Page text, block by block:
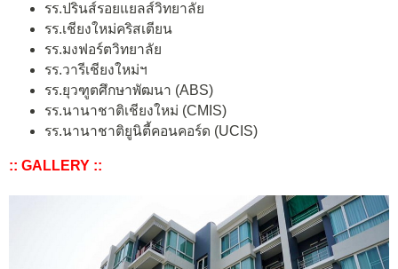
รร.ปรินส์รอยแยลส์วิทยาลัย
รร.เชียงใหม่คริสเตียน
รร.มงฟอร์ตวิทยาลัย
รร.วารีเชียงใหม่ฯ
รร.ยุวฑูตศึกษาพัฒนา (ABS)
รร.นานาชาติเชียงใหม่ (CMIS)
รร.นานาชาติยูนิตี้คอนคอร์ด (UCIS)
:: GALLERY ::